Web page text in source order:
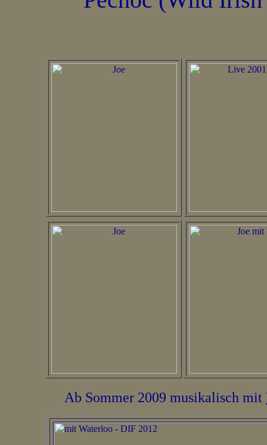
Ab Sommer 2009 musikalisch mit